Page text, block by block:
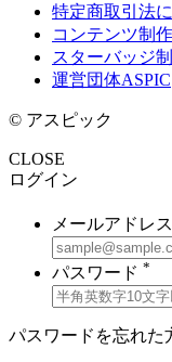
特定商取引法
コンテンツ制
スターバッジ
運営団体ASPIC
© アスピック
CLOSE
ログイン
メールアドレス
パスワード *
パスワードを忘れた